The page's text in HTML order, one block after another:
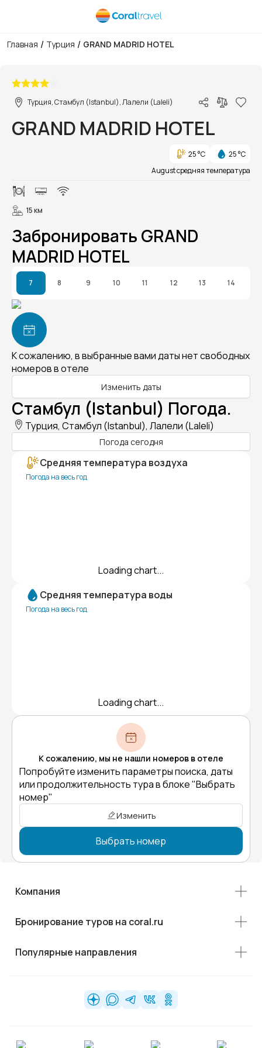
Главная / Турция / GRAND MADRID HOTEL
Турция, Стамбул (Istanbul), Лалели (Laleli)
GRAND MADRID HOTEL
25 °C
25 °C
August средняя температура
15 км
Забронировать GRAND
MADRID HOTEL
7 8 9 10 11 12 13 14
К сожалению, в выбранные вами даты нет свободных
номеров в отеле
Изменить даты
Стамбул (Istanbul) Погода.
Турция, Стамбул (Istanbul), Лалели (Laleli)
Погода сегодня
Средняя температура воздуха
Погода на весь год
Loading chart...
Средняя температура воды
Погода на весь год
Loading chart...
К сожалению, мы не нашли номеров в отеле
Попробуйте изменить параметры поиска, даты
или продолжительность тура в блоке "Выбрать
номер"
Изменить
Выбрать номер
Компания
Бронирование туров на coral.ru
Популярные направления